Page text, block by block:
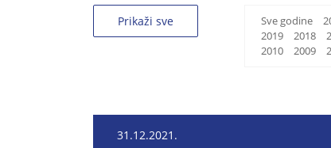
Prikaži sve Sve godine
2019
2018
2010
2009
31.12.2021.